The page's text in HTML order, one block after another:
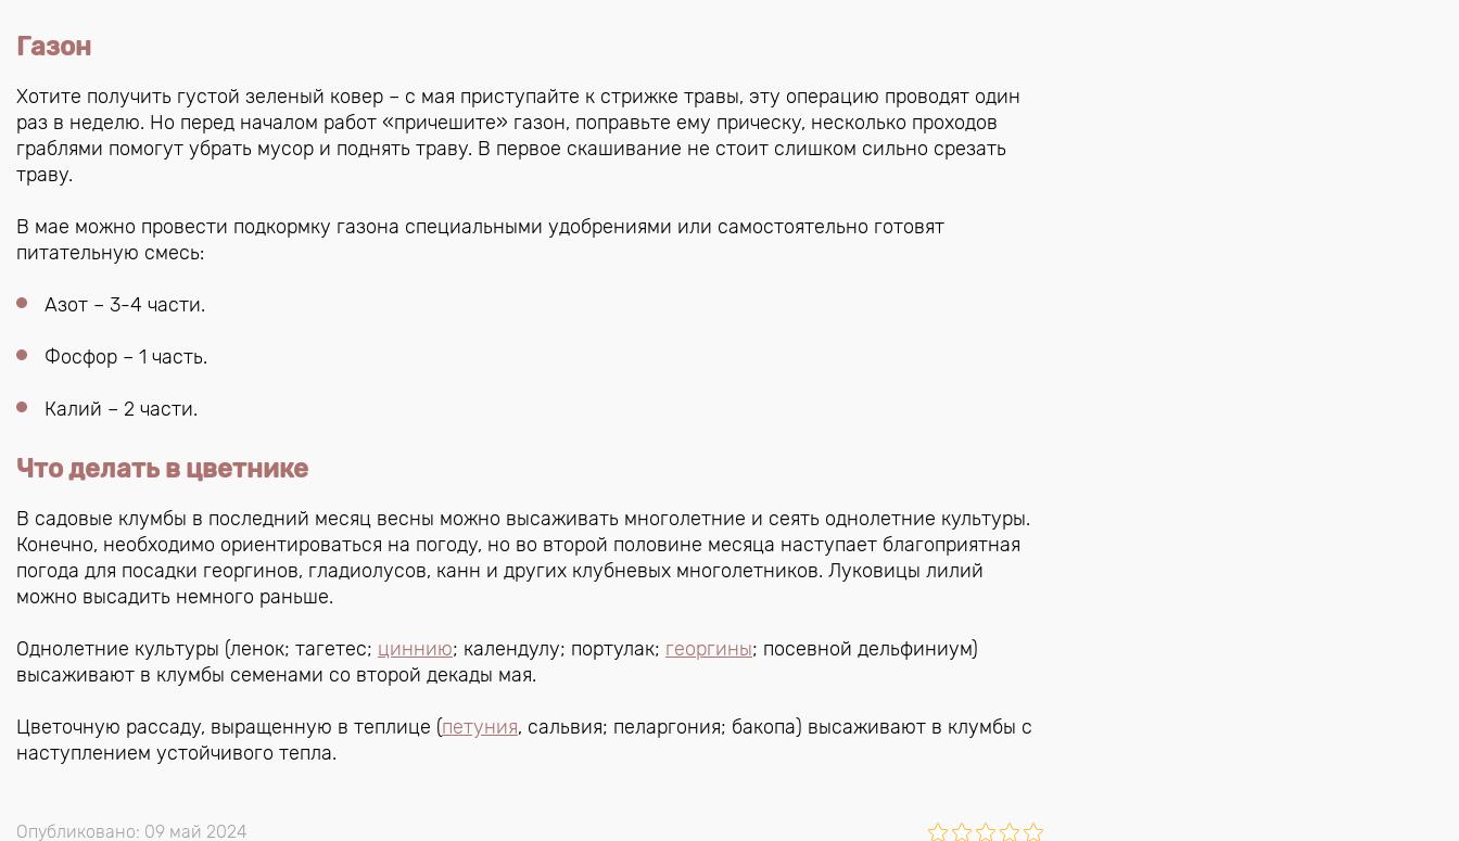
Газон
Хотите получить густой зеленый ковер – с мая приступайте к стрижке травы, эту операцию проводят один
раз в неделю. Но перед началом работ «причешите» газон, поправьте ему прическу, несколько проходов
граблями помогут убрать мусор и поднять траву. В первое скашивание не стоит слишком сильно срезать
траву.
В мае можно провести подкормку газона специальными удобрениями или самостоятельно готовят
питательную смесь:
Азот – 3-4 части.
Фосфор – 1 часть.
Калий – 2 части.
Что делать в цветнике
В садовые клумбы в последний месяц весны можно высаживать многолетние и сеять однолетние культуры.
Конечно, необходимо ориентироваться на погоду, но во второй половине месяца наступает благоприятная
погода для посадки георгинов, гладиолусов, канн и других клубневых многолетников. Луковицы лилий
можно высадить немного раньше.
Однолетние культуры (ленок; тагетес; циннию; календулу; портулак; георгины; посевной дельфиниум)
высаживают в клумбы семенами со второй декады мая.
Цветочную рассаду, выращенную в теплице (петуния, сальвия; пеларгония; бакопа) высаживают в клумбы с
наступлением устойчивого тепла.
Опубликовано: 09 май 2024